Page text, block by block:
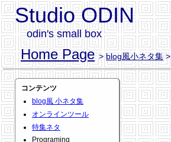
Studio ODIN
odin's small box
Home Page >blog風小ネタ集>
コンテンツ
blog風 小ネタ集
オンラインツール
特集ネタ
Programing